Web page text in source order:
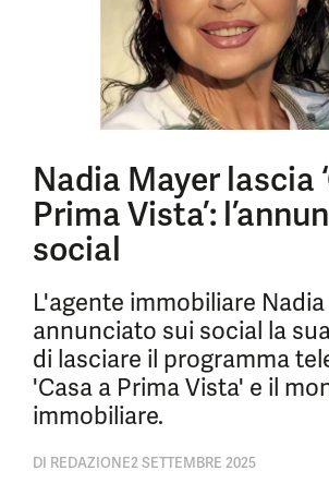
Nadia Mayer lascia
Prima Vista’:
social
L'agente immobiliare
annunciato sui social la
di lasciare il programma
'Casa a Prima Vista' e il
immobiliare.
DI REDAZIONE2 SETTEMBRE 2025